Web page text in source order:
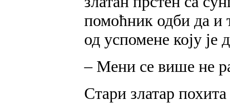
помоћник одби да и
од успомене коју је
– Мени се више не
Стари златар